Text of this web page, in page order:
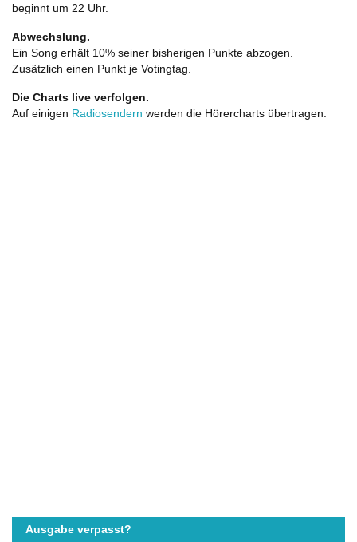
beginnt um 22 Uhr.
Abwechslung.
Ein Song erhält 10% seiner bisherigen Punkte abzogen.
Zusätzlich einen Punkt je Votingtag.
Die Charts live verfolgen.
Auf einigen Radiosendern werden die Hörercharts übertragen.
Ausgabe verpasst?